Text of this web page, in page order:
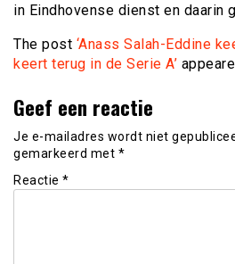
in Eindhovense dienst en daarin
The post ‘Anass Salah-Eddine
keert terug in de Serie A’
Geef een reactie
Je e-mailadres wordt niet
gemarkeerd met *
Reactie *